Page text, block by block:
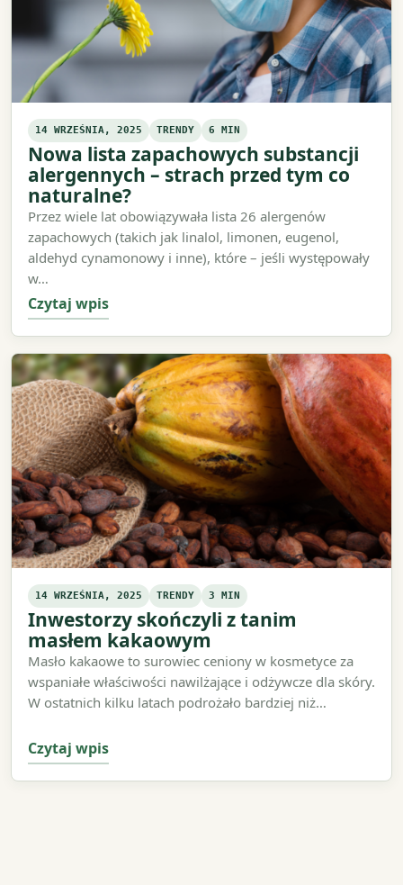
14 WRZEŚNIA, 2025 TRENDY 6 MIN
Nowa lista zapachowych substancji
alergennych – strach przed tym co
naturalne?
Przez wiele lat obowiązywała lista 26 alergenów
zapachowych (takich jak linalol, limonen, eugenol,
aldehyd cynamonowy i inne), które – jeśli występowały
w…
Czytaj wpis
14 WRZEŚNIA, 2025 TRENDY 3 MIN
Inwestorzy skończyli z tanim
masłem kakaowym
Masło kakaowe to surowiec ceniony w kosmetyce za
wspaniałe właściwości nawilżające i odżywcze dla skóry.
W ostatnich kilku latach podrożało bardziej niż…
Czytaj wpis